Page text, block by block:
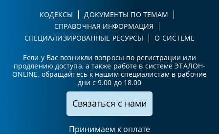
КОДЕКСЫ
ДОКУМЕНТЫ ПО ТЕМАМ
СПРАВОЧНАЯ ИНФОРМАЦИЯ
СПЕЦИАЛИЗИРОВАННЫЕ РЕСУРСЫ
О СИСТЕМЕ
Если у Вас возникли вопросы по регистрации или
продлению доступа, а также работе в системе ЭТАЛОН-
ONLINE, обращайтесь к нашим специалистам в рабочие
дни с 9.00 до 18.00
Связаться с нами
Принимаем к оплате